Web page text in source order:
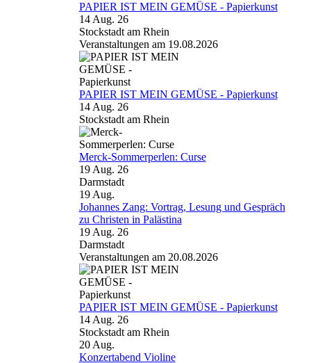
PAPIER IST MEIN GEMÜSE - Papierkunst
14 Aug. 26
Stockstadt am Rhein
Veranstaltungen am 19.08.2026
PAPIER IST MEIN GEMÜSE - Papierkunst
14 Aug. 26
Stockstadt am Rhein
Merck-Sommerperlen: Curse
19 Aug. 26
Darmstadt
19 Aug.
Johannes Zang: Vortrag, Lesung und Gespräch
zu Christen in Palästina
19 Aug. 26
Darmstadt
Veranstaltungen am 20.08.2026
PAPIER IST MEIN GEMÜSE - Papierkunst
14 Aug. 26
Stockstadt am Rhein
20 Aug.
Konzertabend Violine